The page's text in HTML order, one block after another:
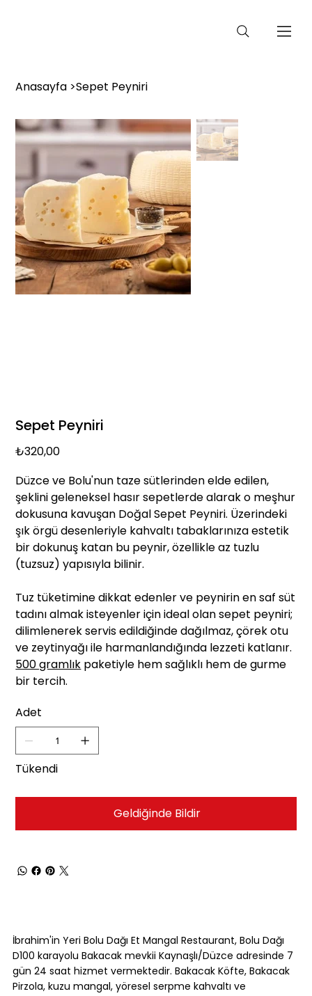
Anasayfa >Sepet Peyniri
Sepet Peyniri
Fiyat
₺320,00
Düzce ve Bolu'nun taze sütlerinden elde edilen,
şeklini geleneksel hasır sepetlerde alarak o meşhur
dokusuna kavuşan Doğal Sepet Peyniri. Üzerindeki
şık örgü desenleriyle kahvaltı tabaklarınıza estetik
bir dokunuş katan bu peynir, özellikle az tuzlu
(tuzsuz) yapısıyla bilinir.
Tuz tüketimine dikkat edenler ve peynirin en saf süt
tadını almak isteyenler için ideal olan sepet peyniri;
dilimlenerek servis edildiğinde dağılmaz, çörek otu
ve zeytinyağı ile harmanlandığında lezzeti katlanır.
500 gramlık paketiyle hem sağlıklı hem de gurme
bir tercih.
Adet
Tükendi
Geldiğinde Bildir
İbrahim'in Yeri Bolu Dağı Et Mangal Restaurant, Bolu Dağı
D100 karayolu Bakacak mevkii Kaynaşlı/Düzce adresinde 7
gün 24 saat hizmet vermektedir. Bakacak Köfte, Bakacak
Pirzola, kuzu mangal, yöresel serpme kahvaltı ve